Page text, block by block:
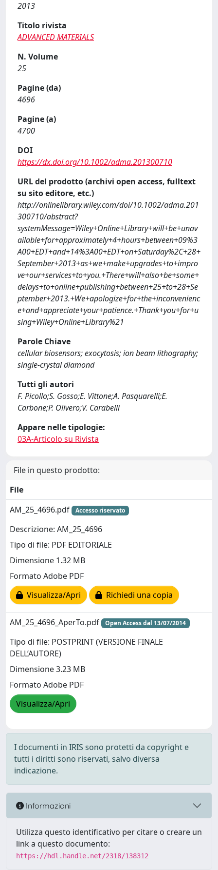
2013
Titolo rivista
ADVANCED MATERIALS
N. Volume
25
Pagine (da)
4696
Pagine (a)
4700
DOI
https://dx.doi.org/10.1002/adma.201300710
URL del prodotto (archivi open access, fulltext
su sito editore, etc.)
http://onlinelibrary.wiley.com/doi/10.1002/adma.201
300710/abstract?
systemMessage=Wiley+Online+Library+will+be+unav
ailable+for+approximately+4+hours+between+09%3
A00+EDT+and+14%3A00+EDT+on+Saturday%2C+28+
September+2013+as+we+make+upgrades+to+impro
ve+our+services+to+you.+There+will+also+be+some+
delays+to+online+publishing+between+25+to+28+Se
ptember+2013.+We+apologize+for+the+inconvenienc
e+and+appreciate+your+patience.+Thank+you+for+u
sing+Wiley+Online+Library%21
Parole Chiave
cellular biosensors; exocytosis; ion beam lithography;
single-crystal diamond
Tutti gli autori
F. Picollo;S. Gosso;E. Vittone;A. Pasquarelli;E.
Carbone;P. Olivero;V. Carabelli
Appare nelle tipologie:
03A-Articolo su Rivista
File in questo prodotto:
File
AM_25_4696.pdf
Accesso riservato
Descrizione: AM_25_4696
Tipo di file: PDF EDITORIALE
Dimensione 1.32 MB
Formato Adobe PDF
Visualizza/Apri
Richiedi una copia
AM_25_4696_AperTo.pdf Open Access dal 13/07/2014
Tipo di file: POSTPRINT (VERSIONE FINALE
DELL’AUTORE)
Dimensione 3.23 MB
Formato Adobe PDF
Visualizza/Apri
I documenti in IRIS sono protetti da copyright e
tutti i diritti sono riservati, salvo diversa
indicazione.
Informazioni
Utilizza questo identificativo per citare o creare un
link a questo documento:
https://hdl.handle.net/2318/138312